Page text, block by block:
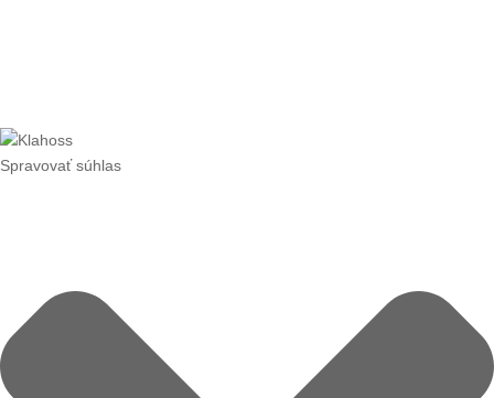
Spravovať súhlas